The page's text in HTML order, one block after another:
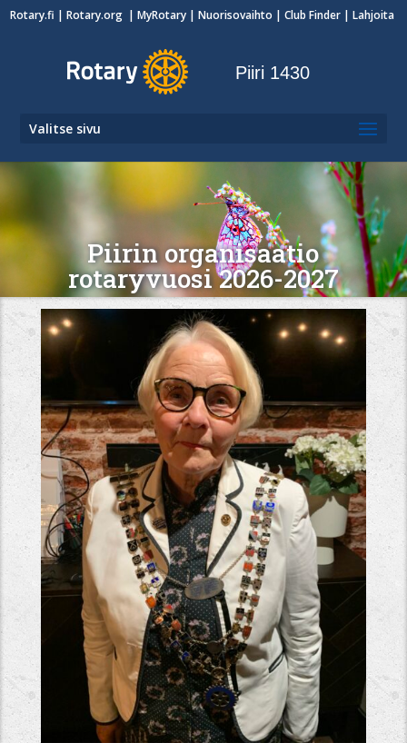
Rotary.fi |Rotary.org |MyRotary |Nuorisovaihto | Club Finder | Lahjoita
Piiri 1430
Valitse sivu
Piirin organisaatio
rotaryvuosi 2026-2027